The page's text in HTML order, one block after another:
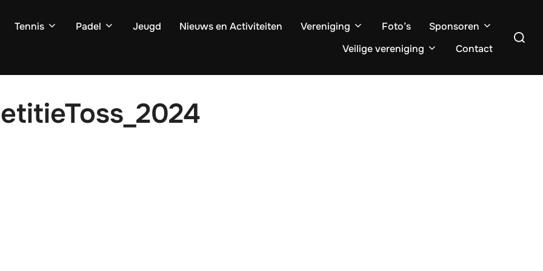
Tennis Padel Jeugd Nieuws en Activiteiten Vereniging Foto’s
Sponsoren
Veilige vereniging
Contact
Zoek
naar: